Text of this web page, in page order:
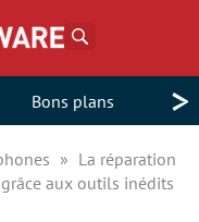
Bons plans >
La réparation
aux outils inédits